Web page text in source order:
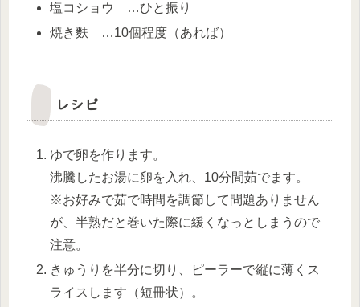
塩コショウ …ひと振り
焼き麩 …10個程度（あれば）
レシピ
ゆで卵を作ります。
沸騰したお湯に卵を入れ、10分間茹でます。
※お好みで茹で時間を調節して問題ありません
が、半熟だと巻いた際に緩くなっとしまうので
注意。
きゅうりを半分に切り、ピーラーで縦に薄くス
ライスします（短冊状）。